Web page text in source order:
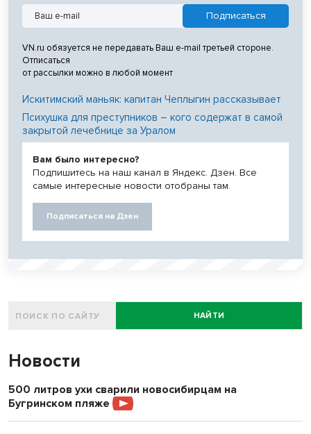
VN.ru обязуется не передавать Ваш e-mail третьей стороне.
Отписаться
от рассылки можно в любой момент
Искитимский маньяк: капитан Чеплыгин рассказывает
Психушка для преступников – кого содержат в самой
закрытой лечебнице за Уралом
Вам было интересно?
Подпишитесь на наш канал в Яндекс. Дзен. Все
самые интересные новости отобраны там.
Подписаться на Дзен
НАЙТИ
Новости
500 литров ухи сварили новосибирцам на
Бугринском пляже